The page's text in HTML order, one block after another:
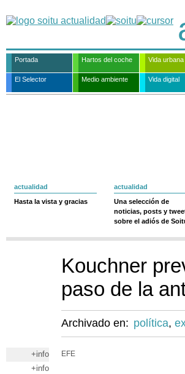
Portada Hartos del coche Vida urbana
El Selector Medio ambiente Vida digital
actualidad
Hasta la vista y gracias
actualidad
Una selección de
noticias, posts y
sobre el adiós de
Kouchner
paso de la
Archivado en: política,
+info
+info
EFE